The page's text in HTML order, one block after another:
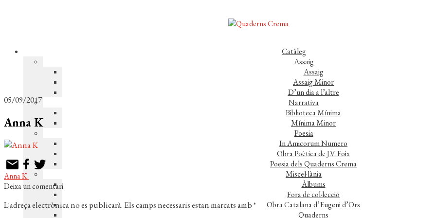
Catàleg
Assaig
Assaig
Assaig Minor
D’un dia a l’altre
Narrativa
Biblioteca Mínima
Mínima Minor
Poesia
In Amicorum Numero
Obra Poètica de J.V. Foix
Poesia dels Quaderns Crema
Miscel·lània
Àlbums
Fora de col·lecció
Obra Catalana d’Eugeni d’Ors
Quaderns
05/09/2017
Anna K
Navegació
d'entrades
Entrada
anterior:
Anna K.
Deixa un comentari
L'adreça electrònica no es publicarà. Els camps necessaris estan marcats amb*